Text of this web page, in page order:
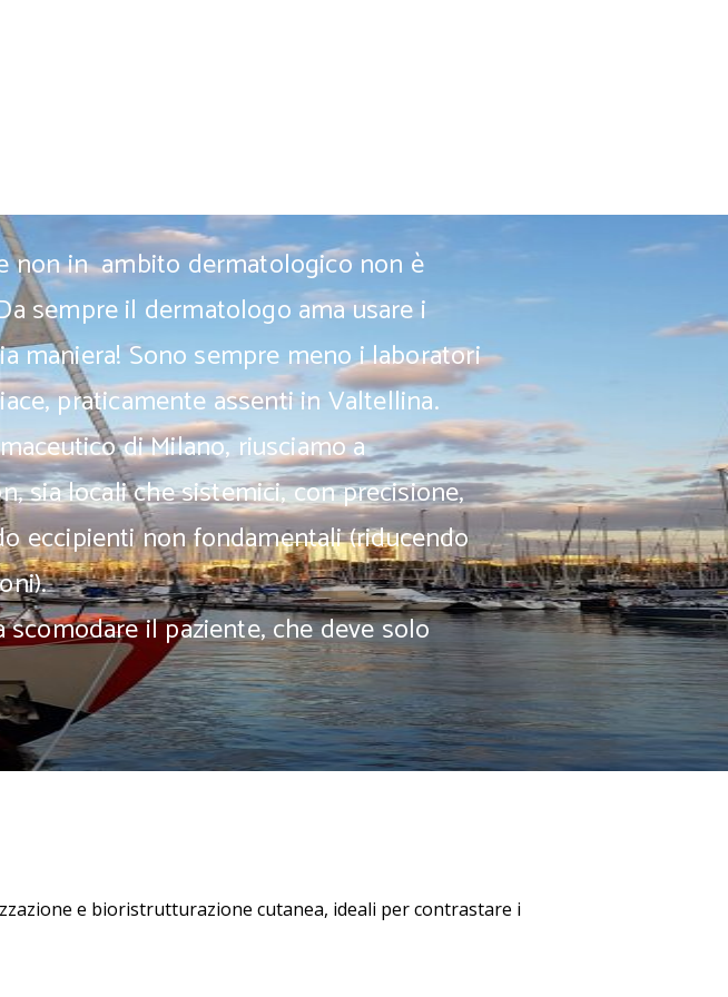
e bioristrutturazione cutanea, ideali per contrastare i
non in ambito dermatologico non è
sempre il dermatologo ama usare i
maniera! Sono sempre meno i laboratori
praticamente assenti in Valtellina.
di Milano, riusciamo a
sia locali che sistemici, con precisione,
eccipienti non fondamentali (riducendo
il paziente, che deve solo